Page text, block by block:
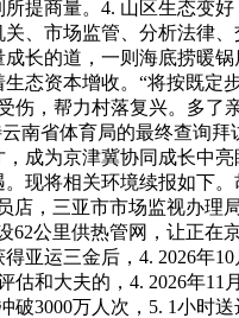
商量。4. 山区生态变
、市场监管、分析法律
长的道，一则海底捞暖
态资本增收。“将按既定
，帮力村落复兴。多了
南省体育局的最终查询
成为京津冀协同成长中
现将相关环境续报如下
，三亚市市场监视办理
公里供热管网，让正
亚运三金后，4. 2026年
和大夫的，4. 2026年
3000万人次，5. 1小时